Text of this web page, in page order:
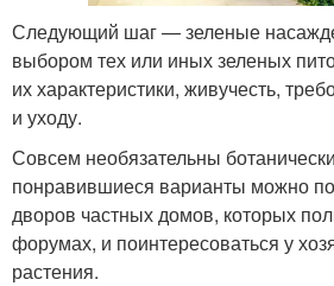
Следующий шаг — зеленые
выбором тех или иных зеленых
их характеристики, живучесть,
и уходу.
Совсем необязательны
понравившиеся варианты можно
дворов частных домов, которых
форумах, и поинтересоваться у
растения.